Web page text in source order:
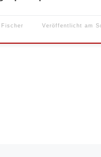
Veröffentlicht am